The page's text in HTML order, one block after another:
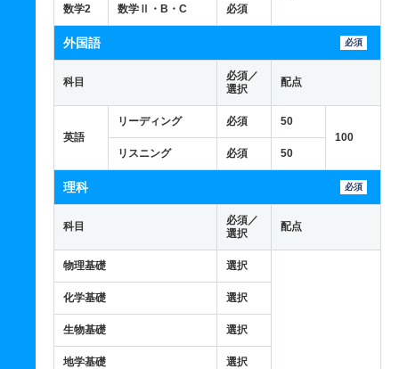
数学2
数学Ⅱ・B・C 必須
外国語 必須
科目
必須／
選択
配点
英語
リーディング 必須
50
100
リスニング
必須 50
理科 必須
科目
必須／
選択
配点
物理基礎 選択
化学基礎 選択
生物基礎 選択
地学基礎 選択